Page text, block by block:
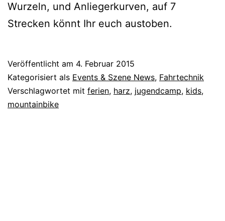
Wurzeln, und Anliegerkurven, auf 7
Strecken könnt Ihr euch austoben.
Veröffentlicht am 4. Februar 2015
Kategorisiert als Events & Szene News, Fahrtechnik
Verschlagwortet mit ferien, harz, jugendcamp, kids,
mountainbike